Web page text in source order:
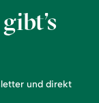
und direkt